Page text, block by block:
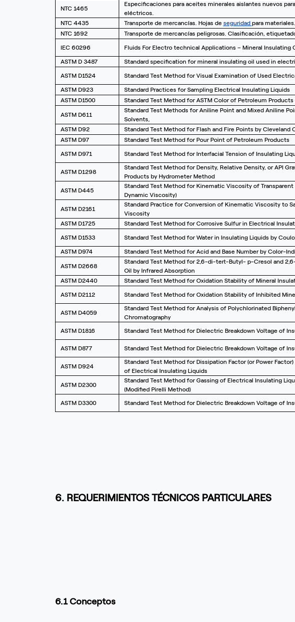
NTC 1465
Especificaciones para aceites minerales aislantes nuevos
eléctricos.
NTC 4435
Transporte de mercancías. Hojas de seguridad para
NTC 1692
Transporte de mercancías peligrosas. Clasificación,
IEC 60296
Fluids For Electro technical Applications – Mineral Insulating
ASTM D 3487
Standard specification for mineral insulating oil used in
ASTM D1524
Standard Test Method for Visual Examination of Used
ASTM D923
Standard Practices for Sampling Electrical Insulating Liquids
ASTM D1500
Standard Test Method for ASTM Color of Petroleum Products
ASTM D611
Standard Test Methods for Aniline Point and Mixed Aniline
Solvents,
ASTM D92
Standard Test Method for Flash and Fire Points by Cleveland
ASTM D97
Standard Test Method for Pour Point of Petroleum Products
ASTM D971
Standard Test Method for Interfacial Tension of Insulating
ASTM D1298
Standard Test Method for Density, Relative Density, or API
Products by Hydrometer Method
ASTM D445
Standard Test Method for Kinematic Viscosity of
Dynamic Viscosity)
ASTM D2161
Standard Practice for Conversion of Kinematic Viscosity to
Viscosity
ASTM D1725
Standard Test Method for Corrosive Sulfur in Electrical
ASTM D1533
Standard Test Method for Water in Insulating Liquids by
ASTM D974
Standard Test Method for Acid and Base Number by Color-
ASTM D2668
Standard Test Method for 2,6-di-tert-Butyl- p-Cresol and
Oil by Infrared Absorption
ASTM D2440
Standard Test Method for Oxidation Stability of Mineral
ASTM D2112
Standard Test Method for Oxidation Stability of Inhibited
ASTM D4059
Standard Test Method for Analysis of Polychlorinated
Chromatography
ASTM D1816
Standard Test Method for Dielectric Breakdown Voltage of
ASTM D877 Standard Test Method for Dielectric Breakdown Voltage of
ASTM D924
Standard Test Method for Dissipation Factor (or Power
of Electrical Insulating Liquids
ASTM D2300
Standard Test Method for Gassing of Electrical Insulating
(Modified Pirelli Method)
ASTM D3300
Standard Test Method for Dielectric Breakdown Voltage of
6. REQUERIMIENTOS TÉCNICOS PARTICULARES
6.1 Conceptos